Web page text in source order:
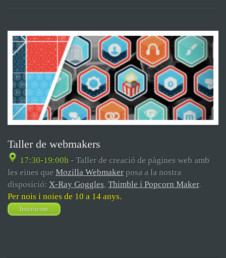
Taller de webmakers
17:30-19:00h - Taller de creació de pàgines web amb
les eines que Mozilla Webmaker posa a la nostra
disposició: X-Ray Goggles,Thimble i Popcorn Maker.
Per nois i noies de 10 a 14 anys.
Inscriu-me